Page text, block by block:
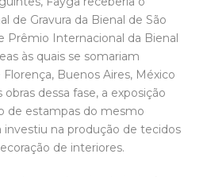
de Gravura da Bienal de São
Prêmio Internacional da Bienal
às quais se somariam
Buenos Aires, México
dessa fase, a exposição
de estampas do mesmo
investiu na produção de tecidos
de interiores.